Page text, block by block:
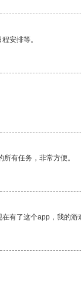
安排等。
有任务，非常方便。
有了这个app，我的游